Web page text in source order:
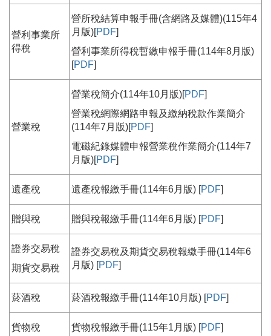
營利事業所
得稅
營所稅結算申報手冊(含網路及媒體)(115年4
月版)[PDF]
營利事業所得稅暫繳申報手冊(114年8月版)
[PDF]
營業稅
營業稅簡介(114年10月版)[PDF]
營業稅網際網路申報及繳納稅款作業簡介
(114年7月版)[PDF]
電磁紀錄媒體申報營業稅作業簡介(114年7
月版)[PDF]
遺產稅 遺產稅報繳手冊(114年6月版) [PDF]
贈與稅 贈與稅報繳手冊(114年6月版) [PDF]
證券交易稅
期貨交易稅
證券交易稅及期貨交易稅報繳手冊(114年6
月版) [PDF]
菸酒稅 菸酒稅報繳手冊(114年10月版) [PDF]
貨物稅 貨物稅報繳手冊(115年1月版) [PDF]